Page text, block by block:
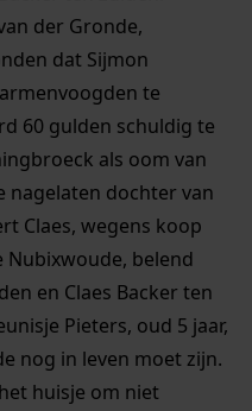
der Gronde,
dat Sijmon
te
60 gulden schuldig te
als oom van
nagelaten dochter van
Claes, wegens koop
Nubixwoude, belend
en Claes Backer ten
Pieters, oud 5 jaar,
nog in leven moet zijn.
huisje om niet